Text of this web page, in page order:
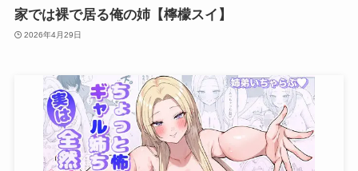
家では裸で居る俺の姉【檸檬スイ】
2026年4月29日